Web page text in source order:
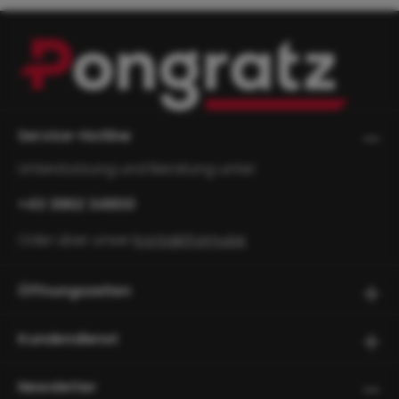
Service-Hotline
+43 3862 34800
Kontaktformular
Öffnungszeiten
Kundendienst
Newsletter